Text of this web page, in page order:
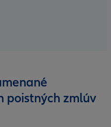
poistných zmlúv